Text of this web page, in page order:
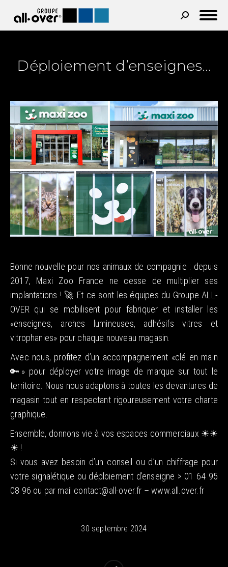
Recherche
:
Déploiement d’enseignes…
Bonne nouvelle pour nos animaux de compagnie : depuis
2017, Maxi Zoo France ne cesse de multiplier ses
implantations ! 🚀 Et ce sont les équipes du Groupe ALL-
OVER qui se mobilisent pour fabriquer et installer les
«enseignes, arches lumineuses, adhésifs vitres et
vitrophanies» pour chaque nouveau magasin.
Avec nous, profitez d’un accompagnement «clé en main
🔑» pour déployer votre image de marque sur tout le
territoire. Nous nous adaptons à toutes les devantures de
magasin tout en respectant rigoureusement votre charte
graphique.
Ensemble, donnons vie à vos espaces commerciaux ☀☀
☀ !
Si vous avez besoin d’un conseil ou d’un chiffrage pour
votre signalétique ou déploiement d’enseigne > 01 64 95
08 96 ou par mail contact@all-over.fr – www.all.over.fr
30 septembre 2024